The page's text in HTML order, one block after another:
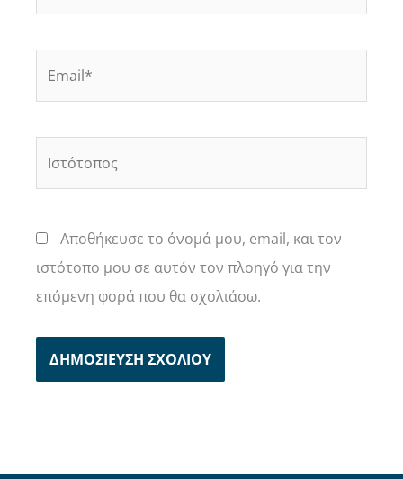
Αποθήκευσε το όνομά μου, email, και τον
ιστότοπο μου σε αυτόν τον πλοηγό για την
επόμενη φορά που θα σχολιάσω.